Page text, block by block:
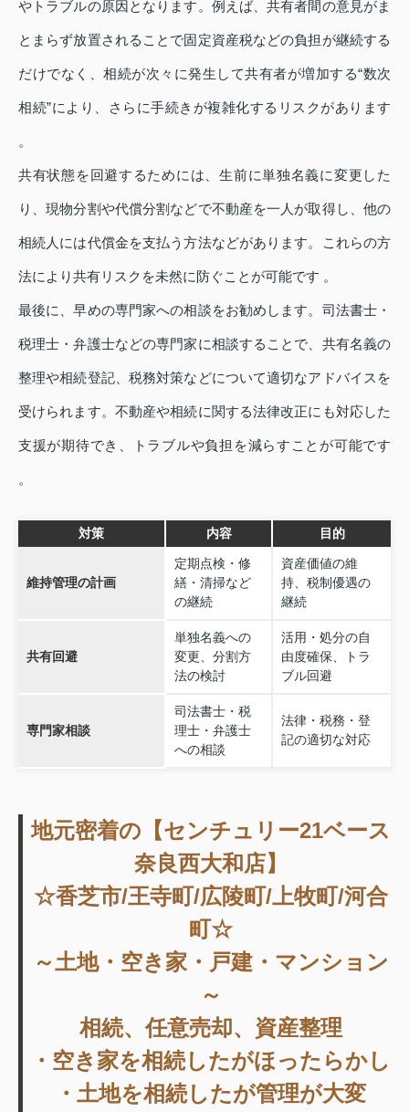
やトラブルの原因となります。例えば、共有者間の意見がま
とまらず放置されることで固定資産税などの負担が継続する
だけでなく、相続が次々に発生して共有者が増加する“数次
相続”により、さらに手続きが複雑化するリスクがあります
。
共有状態を回避するためには、生前に単独名義に変更した
り、現物分割や代償分割などで不動産を一人が取得し、他の
相続人には代償金を支払う方法などがあります。これらの方
法により共有リスクを未然に防ぐことが可能です 。
最後に、早めの専門家への相談をお勧めします。司法書士・
税理士・弁護士などの専門家に相談することで、共有名義の
整理や相続登記、税務対策などについて適切なアドバイスを
受けられます。不動産や相続に関する法律改正にも対応した
支援が期待でき、トラブルや負担を減らすことが可能です
。
対策 内容 目的
維持管理の計画
定期点検・修
繕・清掃など
の継続
資産価値の維
持、税制優遇の
継続
共有回避
単独名義への
変更、分割方
法の検討
活用・処分の自
由度確保、トラ
ブル回避
専門家相談
司法書士・税
理士・弁護士
への相談
法律・税務・登
記の適切な対応
地元密着の【センチュリー21ベース
奈良西大和店】
☆香芝市/王寺町/広陵町/上牧町/河合
町☆
～土地・空き家・戸建・マンション
～
相続、任意売却、資産整理
・空き家を相続したがほったらかし
・土地を相続したが管理が大変